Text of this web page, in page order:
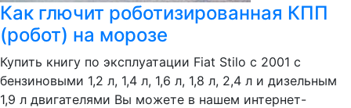
Как глючит роботизированная КПП
(робот) на морозе
Купить книгу по эксплуатации Fiat Stilo с 2001 с
бензиновыми 1,2 л, 1,4 л, 1,6 л, 1,8 л, 2,4 л и дизельным
1,9 л двигателями Вы можете в нашем интернет-